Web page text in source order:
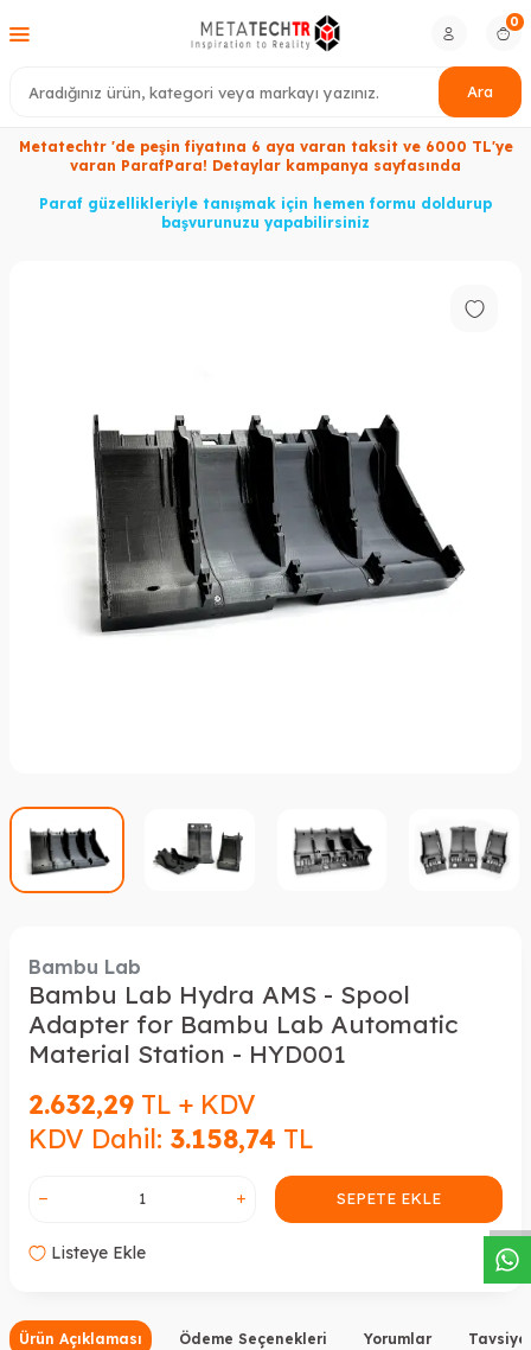
W
h
a
s
a
p
p
D
e
s
t
e
H
a
t
t
Ara
0
Metatechtr 'de peşin fiyatına 6 aya varan taksit ve 6000 TL'ye
varan ParafPara! Detaylar kampanya sayfasında
Paraf güzellikleriyle tanışmak için hemen formu doldurup
başvurunuzu yapabilirsiniz
Bambu Lab
Bambu Lab Hydra AMS - Spool
Adapter for Bambu Lab Automatic
Material Station - HYD001
2.632,29 TL + KDV
KDV Dahil: 3.158,74 TL
SEPETE EKLE
Listeye Ekle
Ürün Açıklaması Ödeme Seçenekleri Yorumlar Tavsiye